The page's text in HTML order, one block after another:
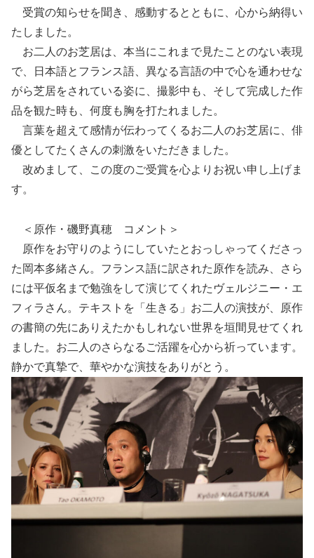
受賞の知らせを聞き、感動するとともに、心から納得い
たしました。
お二人のお芝居は、本当にこれまで見たことのない表現
で、日本語とフランス語、異なる言語の中で心を通わせな
がら芝居をされている姿に、撮影中も、そして完成した作
品を観た時も、何度も胸を打たれました。
言葉を超えて感情が伝わってくるお二人のお芝居に、俳
優としてたくさんの刺激をいただきました。
改めまして、この度のご受賞を心よりお祝い申し上げま
す。
＜原作・磯野真穂 コメント＞
原作をお守りのようにしていたとおっしゃってくださっ
た岡本多緒さん。フランス語に訳された原作を読み、さら
には平仮名まで勉強をして演じてくれたヴェルジニー・エ
フィラさん。テキストを「生きる」お二人の演技が、原作
の書簡の先にありえたかもしれない世界を垣間見せてくれ
ました。お二人のさらなるご活躍を心から祈っています。
静かで真摯で、華やかな演技をありがとう。